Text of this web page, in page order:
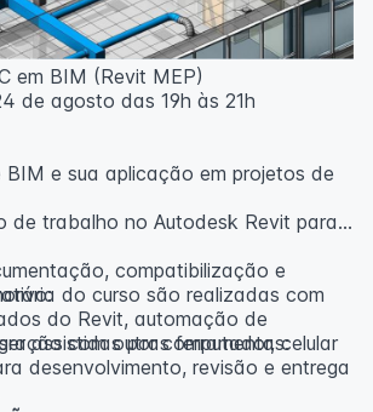
em BIM (Revit MEP)
de agosto das 19h às 21h
BIM e sua aplicação em projetos de
de trabalho no Autodesk Revit para
compatibilização e
do Revit, automação de
com outras ferramentas:
desenvolvimento, revisão e entrega
do curso são realizadas com
assistidas por computador, celular